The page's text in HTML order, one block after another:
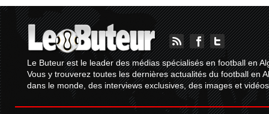
Le Buteur est le leader des médias spécialisés en football en
Vous y trouverez toutes les dernières actualités du football en
dans le monde, des interviews exclusives, des images et